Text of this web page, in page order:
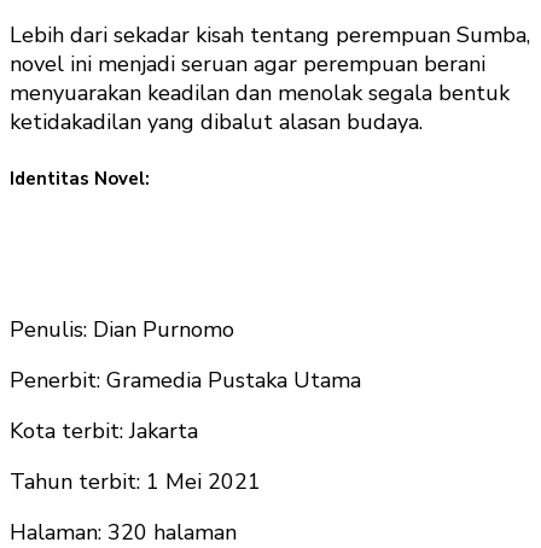
Lebih dari sekadar kisah tentang perempuan Sumba,
novel ini menjadi seruan agar perempuan berani
menyuarakan keadilan dan menolak segala bentuk
ketidakadilan yang dibalut alasan budaya.
Identitas Novel:
Penulis​​: Dian Purnomo
Penerbit​: Gramedia Pustaka Utama
Kota terbit​: Jakarta
Tahun terbit​: 1 Mei 2021
Halaman​: 320 halaman